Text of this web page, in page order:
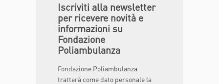
Iscriviti alla newsletter
per ricevere novità e
informazioni su
Fondazione
Poliambulanza
Fondazione Poliambulanza
tratterà come dato personale la